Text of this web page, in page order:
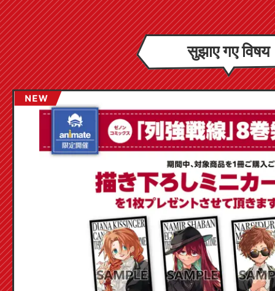
सुझाए गए विषय